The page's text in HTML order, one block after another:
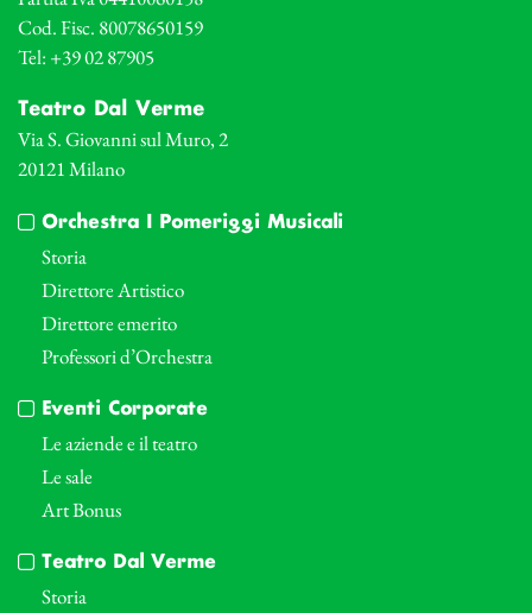
Cod. Fisc. 80078650159
Tel: +39 02 87905
Teatro Dal Verme
Via S. Giovanni sul Muro, 2
20121 Milano
Orchestra I Pomeriggi Musicali
Storia
Direttore Artistico
Direttore emerito
Professori d’Orchestra
Eventi Corporate
Le aziende e il teatro
Le sale
Art Bonus
Teatro Dal Verme
Storia